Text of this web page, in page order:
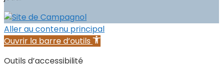
Aller au contenu principal
Ouvrir la barre d’outils
Outils d’accessibilité